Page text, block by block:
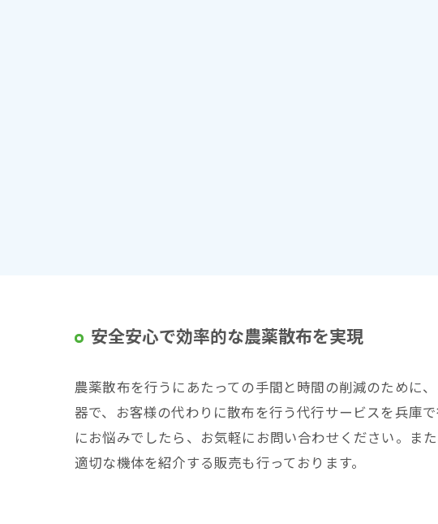
安全安心で効率的な農薬散布を実現
農薬散布を行うにあたっての手間と時間の削減のために
器で、お客様の代わりに散布を行う代行サービスを兵庫
にお悩みでしたら、お気軽にお問い合わせください。ま
適切な機体を紹介する販売も行っております。